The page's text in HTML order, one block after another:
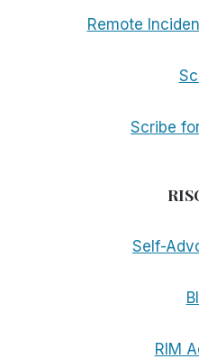
Remote
Scribe
Self-
RIM